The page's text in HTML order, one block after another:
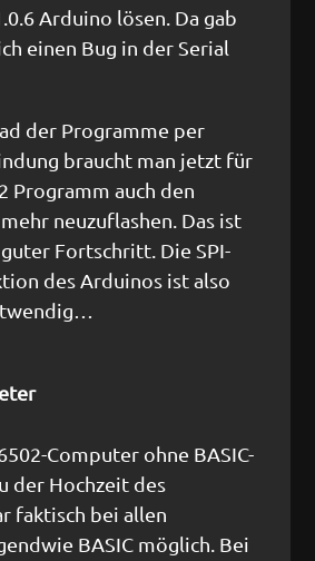
Arduino lösen. Da gab
einen Bug in der Serial
der Programme per
braucht man jetzt für
Programm auch den
neuzuflashen. Das ist
Fortschritt. Die SPI-
des Arduinos ist also
Computer ohne BASIC-
der Hochzeit des
faktisch bei allen
BASIC möglich. Bei